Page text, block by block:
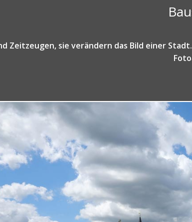
Zeitzeugen, sie verändern das Bild einer